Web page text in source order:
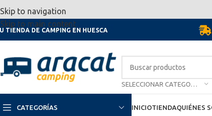
Skip to navigation
Skip to main content
Por motivo de las
TIENDA DE CAMPING EN HUESCA
CATEGORÍAS INICIOTIENDAQUIÉNES